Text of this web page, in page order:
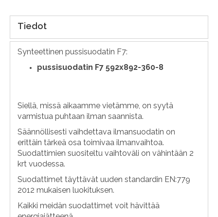
Tiedot
Synteettinen pussisuodatin F7:
pussisuodatin F7 592x892-360-8
Siellä, missä aikaamme vietämme, on syytä
varmistua puhtaan ilman saannista.
Säännöllisesti vaihdettava ilmansuodatin on
erittäin tärkeä osa toimivaa ilmanvaihtoa.
Suodattimien suositeltu vaihtoväli on vähintään 2
krt vuodessa.
Suodattimet täyttävät uuden standardin EN:779
2012 mukaisen luokituksen.
Kaikki meidän suodattimet voit hävittää